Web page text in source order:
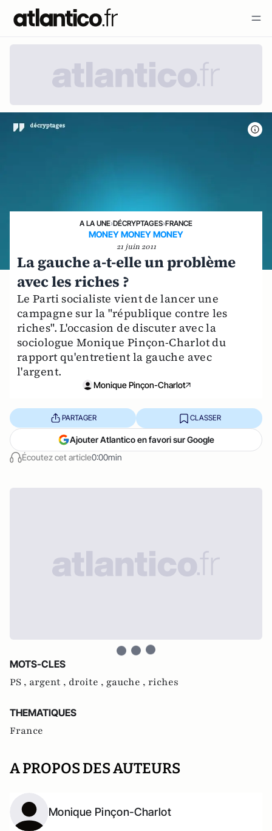
A LA UNE›DÉCRYPTAGES›FRANCE
MONEY MONEY MONEY
21 juin 2011
La gauche a-t-elle un problème
avec les riches ?
Le Parti socialiste vient de lancer une
campagne sur la "république contre les
riches". L'occasion de discuter avec la
sociologue Monique Pinçon-Charlot du
rapport qu'entretient la gauche avec
l'argent.
Monique Pinçon-Charlot
Écoutez cet article0:00min
PARTAGER CLASSER
Ajouter Atlantico en favori sur Google
MOTS-CLES
PS , argent , droite , gauche , riches
THEMATIQUES
France
A PROPOS DES AUTEURS
Monique Pinçon-Charlot